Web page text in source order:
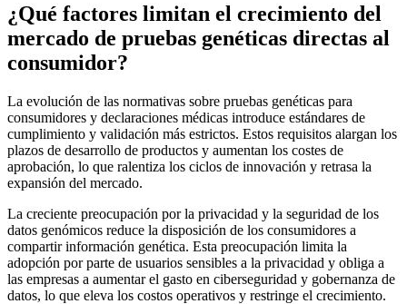
¿Qué factores limitan el crecimiento del
mercado de pruebas genéticas directas al
consumidor?
La evolución de las normativas sobre pruebas genéticas para
consumidores y declaraciones médicas introduce estándares de
cumplimiento y validación más estrictos. Estos requisitos alargan los
plazos de desarrollo de productos y aumentan los costes de
aprobación, lo que ralentiza los ciclos de innovación y retrasa la
expansión del mercado.
La creciente preocupación por la privacidad y la seguridad de los
datos genómicos reduce la disposición de los consumidores a
compartir información genética. Esta preocupación limita la
adopción por parte de usuarios sensibles a la privacidad y obliga a
las empresas a aumentar el gasto en ciberseguridad y gobernanza de
datos, lo que eleva los costos operativos y restringe el crecimiento.